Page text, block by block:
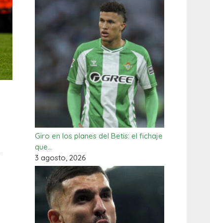
Giro en los planes del Betis: el fichaje
que…
3 agosto, 2026